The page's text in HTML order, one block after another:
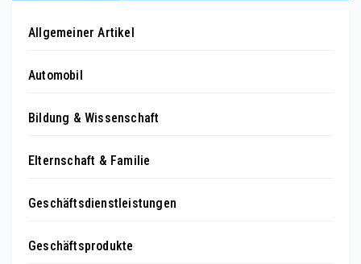
Allgemeiner Artikel
Automobil
Bildung & Wissenschaft
Elternschaft & Familie
Geschäftsdienstleistungen
Geschäftsprodukte